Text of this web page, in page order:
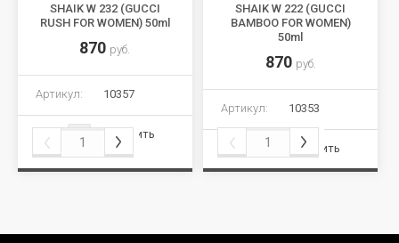
SHAIK W 232 (GUCCI
RUSH FOR WOMEN) 50ml
870 руб.
Артикул: 10357
Сравнить
SHAIK W 222 (GUCCI
BAMBOO FOR WOMEN)
50ml
870 руб.
Артикул: 10353
Сравнить